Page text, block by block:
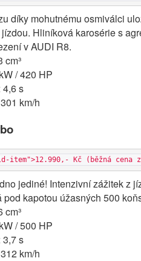
díky mohutnému osmiválci
Hliníková karosérie s
v AUDI R8.
cm³
/ 420 HP
4,6 s
km/h
item">12.990,- Kč (běžná cena
jediné! Intenzivní zážitek z
pod kapotou úžasných 500
cm³
/ 500 HP
3,7 s
km/h